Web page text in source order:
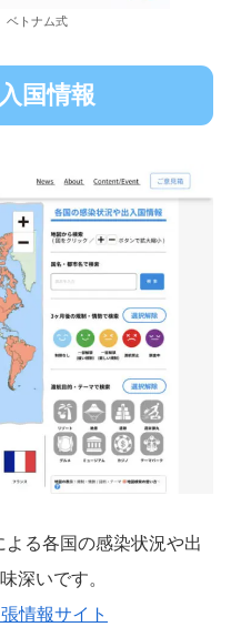
ベトナム式
国情報
よる各国の感染状況や出
深いです。
情報サイト